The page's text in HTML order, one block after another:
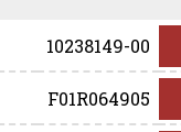
10238149-00
F01R064905